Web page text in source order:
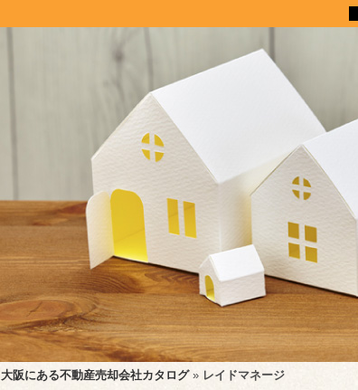
大阪にある不動産売却会社カタログ» レイドマネージ